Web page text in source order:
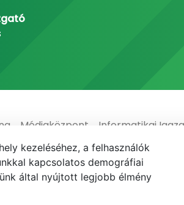
Médiaközpont Informatikai
kezeléséhez, a felhasználók
kapcsolatos demográfiai
által nyújtott legjobb élmény